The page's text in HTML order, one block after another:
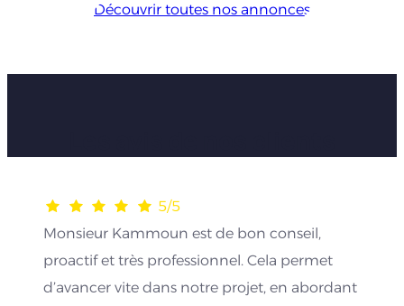
Découvrir toutes nos annonces
5/5
Monsieur Kammoun est de bon conseil,
proactif et très professionnel. Cela permet
d’avancer vite dans notre projet, en abordant